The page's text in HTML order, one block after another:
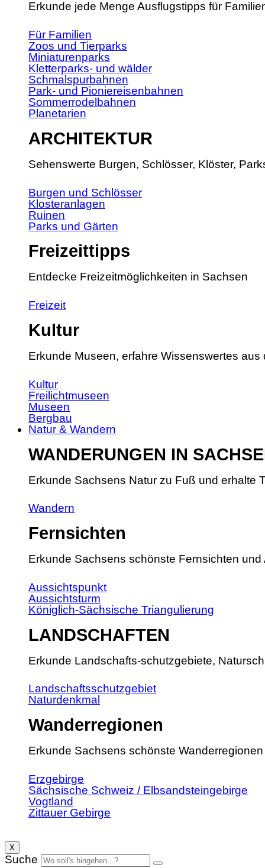
Erkunde jede Menge Ausflugstipps für
Für Familien
Zoos und Tierparks
Miniaturenparks
Kletterparks- und wälder
Schmalspurbahnen
Park- und Pioniereisenbahnen
Sommerrodelbahnen
Planetarien
ARCHITEKTUR
Sehenswerte Burgen, Schlösser, Klöster,
Burgen und Schlösser
Klosteranlagen
Ruinen
Parks und Gärten
Freizeittipps
Entdecke Freizeitmöglichkeiten in Sachsen
Freizeit
Kultur
Erkunde Museen, erfahre Wissenswertes
Kultur
Freilichtmuseen
Museen
Bergbau
Natur & Wandern
WANDERUNGEN IN
Erkunde Sachsens Natur zu Fuß und erhalte
Wandern
Fernsichten
Erkunde Sachsens schönste Fernsichten und
Aussichtspunkt
Aussichtsturm
Königlich-Sächsische Triangulierung
LANDSCHAFTEN
Erkunde Landschafts-schutzgebiete,
Landschaftsschutzgebiet
Naturdenkmal
Wanderregionen
Erkunde Sachsens schönste Wanderregionen
Erzgebirge
Sächsische Schweiz / Elbsandsteingebirge
Vogtland
Zittauer Gebirge
X
Suche